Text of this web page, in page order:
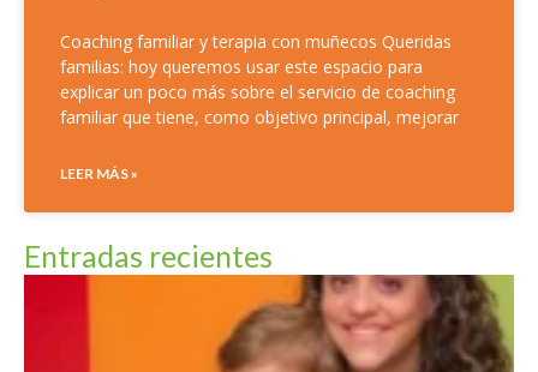
Coaching familiar y terapia con muñecos Queridas
familias: hoy queremos usar este espacio para
explicar un poco más sobre el servicio de coaching
familiar que tiene, como objetivo principal, mejorar
LEER MÁS »
Entradas recientes